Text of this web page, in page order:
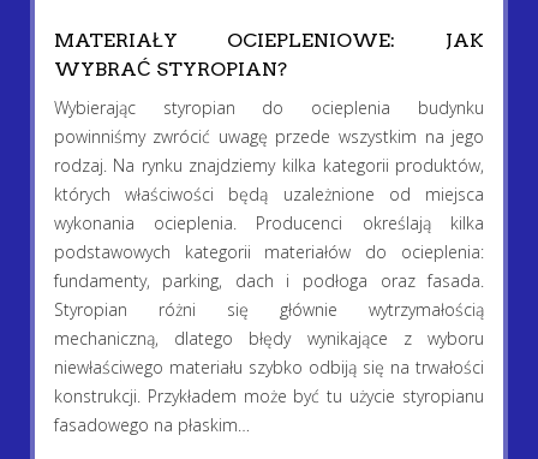
MATERIAŁY OCIEPLENIOWE: JAK
WYBRAĆ STYROPIAN?
Wybierając styropian do ocieplenia budynku
powinniśmy zwrócić uwagę przede wszystkim na jego
rodzaj. Na rynku znajdziemy kilka kategorii produktów,
których właściwości będą uzależnione od miejsca
wykonania ocieplenia. Producenci określają kilka
podstawowych kategorii materiałów do ocieplenia:
fundamenty, parking, dach i podłoga oraz fasada.
Styropian różni się głównie wytrzymałością
mechaniczną, dlatego błędy wynikające z wyboru
niewłaściwego materiału szybko odbiją się na trwałości
konstrukcji. Przykładem może być tu użycie styropianu
fasadowego na płaskim…